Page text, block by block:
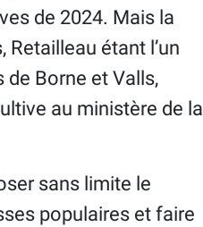
de 2024. Mais la
étant l’un
Borne et Valls,
au ministère de la
sans limite le
populaires et faire